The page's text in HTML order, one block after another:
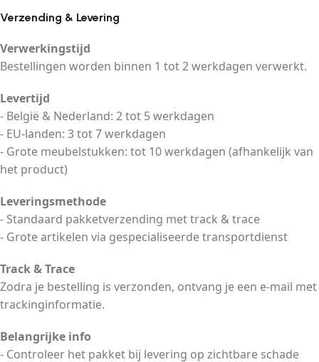
Verzending & Levering
Verwerkingstijd
Bestellingen worden binnen 1 tot 2 werkdagen verwerkt.
Levertijd
- België & Nederland: 2 tot 5 werkdagen
- EU-landen: 3 tot 7 werkdagen
- Grote meubelstukken: tot 10 werkdagen (afhankelijk van
het product)
Leveringsmethode
- Standaard pakketverzending met track & trace
- Grote artikelen via gespecialiseerde transportdienst
Track & Trace
Zodra je bestelling is verzonden, ontvang je een e-mail met
trackinginformatie.
Belangrijke info
- Controleer het pakket bij levering op zichtbare schade